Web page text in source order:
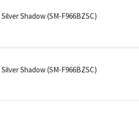
Shadow (SM-F966BZSC)
Shadow (SM-F966BZSC)